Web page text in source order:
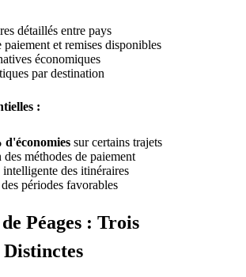
détaillés entre pays
paiement et remises disponibles
économiques
par destination
:
d'économies sur certains trajets
méthodes de paiement
des itinéraires
périodes favorables
Péages : Trois